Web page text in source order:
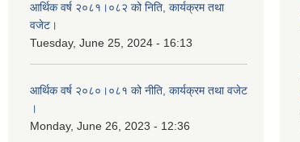
आर्थिक वर्ष २०८१।०८२ को निति, कार्यक्रम तथा
वजेट।
Tuesday, June 25, 2024 - 16:13
आर्थिक वर्ष २०८०।०८१ को नीति, कार्यक्रम तथा वजेट
।
Monday, June 26, 2023 - 12:36